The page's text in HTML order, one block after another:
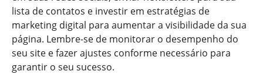
lista de contatos e investir em estratégias de
marketing digital para aumentar a visibilidade da sua
página. Lembre-se de monitorar o desempenho do
seu site e fazer ajustes conforme necessário para
garantir o seu sucesso.